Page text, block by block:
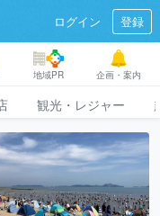
ログイン 登録
地域PR 企画・案内
観光・レジャー